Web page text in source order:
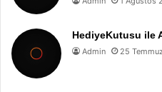
HediyeKutusu ile
Admin 25